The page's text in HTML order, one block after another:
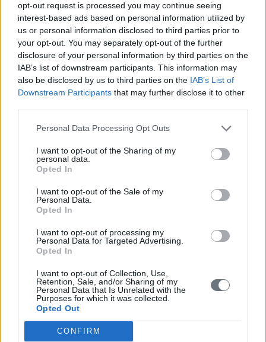
opt-out request is processed you may continue seeing
interest-based ads based on personal information utilized by
us or personal information disclosed to third parties prior to
your opt-out. You may separately opt-out of the further
disclosure of your personal information by third parties on the
IAB’s list of downstream participants. This information may
also be disclosed by us to third parties on the IAB’s List of
Downstream Participants that may further disclose it to other
Personal Data Processing Opt Outs
I want to opt-out of the Sharing of my
personal data.
Opted In
I want to opt-out of the Sale of my
Personal Data.
Opted In
I want to opt-out of processing my
Personal Data for Targeted Advertising.
Opted In
I want to opt-out of Collection, Use,
Retention, Sale, and/or Sharing of my
Personal Data that Is Unrelated with the
Purposes for which it was collected.
Opted Out
CONFIRM
τους Ευρωπαίους ιθύνοντες να εξακολουθούν να πιστεύουν ότι τα
ορυκτά καύσιμα δεν έχουν θέση στο αυριανό ενεργειακό μείγμα
και την επίτευξη μηδενικών ρύπων το 2050, ή και νωρίτερα, να
αποτελεί αδιαπραγμάτευτο όρο τη στιγμή που η Ε.Ε. είναι
υπεύθυνη μόνο για το 7% των παγκόσμιων εκπομπών του
θερμοκηπίου. Δίδοντας όμως το καλό παράδειγμα εις πείσμα της
αρνητικής συμπεριφοράς των μεγάλων ρυπαντών (Κίνα, Ινδία,
Ρωσία, ΗΠΑ), η Ε.Ε. κινδυνεύει με την απόλυτη ενεργειακή
φτωχοποίηση.
*σύμβουλος Στρατηγικής στην Ενέργεια και πρόεδρος του
Ινστιτούτου Ενέργειας ΝΑ Ευρώπης (ΙΕΝΕ)
ΔΙΑΒΑΣΤΕ ΑΚΟΜΗ